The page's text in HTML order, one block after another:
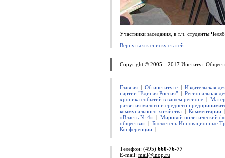
Участники заседания, в т.ч. студенты
Вернуться к списку статей
Copyright © 2005—2017 Институт
Главная | Об институте | Издательская
партии "Единая Россия" | Региональная
хроника событий в вашем регионе |
развития малого и среднего
коммунального хозяйства | Комментарии
«Власть № 4» | Мировой политический
общества» | Бюллетень Инновационные
Конференции |
Телефон: (495) 660-76-77
E-mail: mail@inop.ru